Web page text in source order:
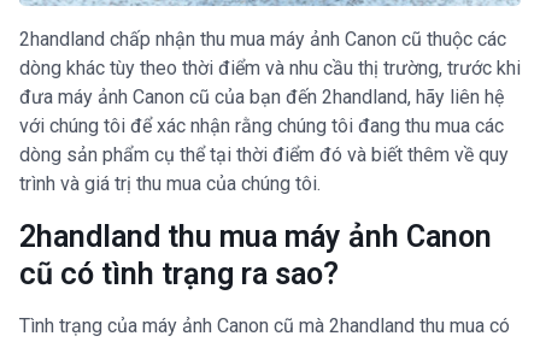
2handland chấp nhận thu mua máy ảnh Canon cũ thuộc các
dòng khác tùy theo thời điểm và nhu cầu thị trường, trước khi
đưa máy ảnh Canon cũ của bạn đến 2handland, hãy liên hệ
với chúng tôi để xác nhận rằng chúng tôi đang thu mua các
dòng sản phẩm cụ thể tại thời điểm đó và biết thêm về quy
trình và giá trị thu mua của chúng tôi.
2handland thu mua máy ảnh Canon
cũ có tình trạng ra sao?
Tình trạng của máy ảnh Canon cũ mà 2handland thu mua có